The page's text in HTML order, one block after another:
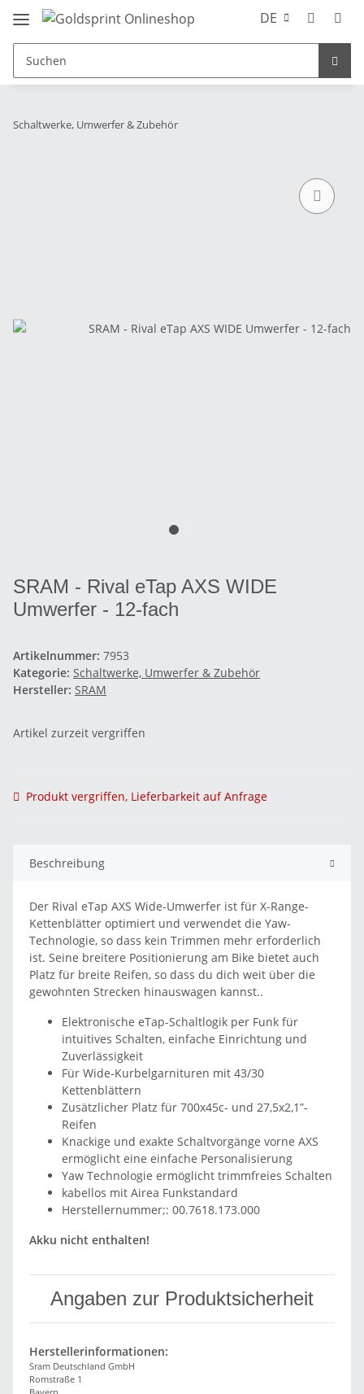
DE
Schaltwerke, Umwerfer & Zubehör
SRAM - Rival eTap AXS WIDE
Umwerfer - 12-fach
Artikelnummer: 7953
Kategorie: Schaltwerke, Umwerfer & Zubehör
Hersteller: SRAM
Artikel zurzeit vergriffen
Produkt vergriffen, Lieferbarkeit auf Anfrage
Beschreibung
Der Rival eTap AXS Wide-Umwerfer ist für X-Range-
Kettenblätter optimiert und verwendet die Yaw-
Technologie, so dass kein Trimmen mehr erforderlich
ist. Seine breitere Positionierung am Bike bietet auch
Platz für breite Reifen, so dass du dich weit über die
gewohnten Strecken hinauswagen kannst..
Elektronische eTap-Schaltlogik per Funk für
intuitives Schalten, einfache Einrichtung und
Zuverlässigkeit
Für Wide-Kurbelgarnituren mit 43/30
Kettenblättern
Zusätzlicher Platz für 700x45c- und 27,5x2,1”-
Reifen
Knackige und exakte Schaltvorgänge vorne AXS
ermöglicht eine einfache Personalisierung
Yaw Technologie ermöglicht trimmfreies Schalten
kabellos mit Airea Funkstandard
Herstellernummer;: 00.7618.173.000
Akku nicht enthalten!
Angaben zur Produktsicherheit
Herstellerinformationen:
Sram Deutschland GmbH
Romstraße 1